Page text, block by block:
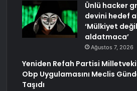
Ünlü hacker
devini hedef
‘Mülkiyet değil
aldatmaca’
Ağustos 7, 2026
Yeniden Refah Partisi
Obp Uygulamasını Meclis
Taşıdı